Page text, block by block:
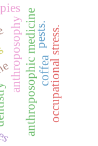
anthroposophyanthroposophic medicinecoffea
pests.occupational stress.